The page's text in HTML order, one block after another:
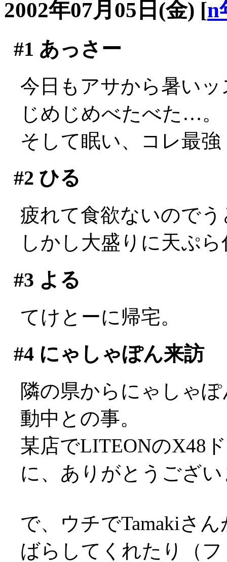
2002年07月05日(金) [n
#1 あっさー
今日もアサから暑いッ
じめじめべたべた…。
そして眠い、コレ最強
#2 ひる
疲れて食欲ないので
しかし大盛りに天ぷ
#3 よる
てけとーに帰宅。
#4にゃしゃぽん来訪
隣の県からにゃしゃ
動中との事。
某店でLITEONのX48
に、ありがとうござ
で、ウチでTamakiさ
ばらしてくれたり（